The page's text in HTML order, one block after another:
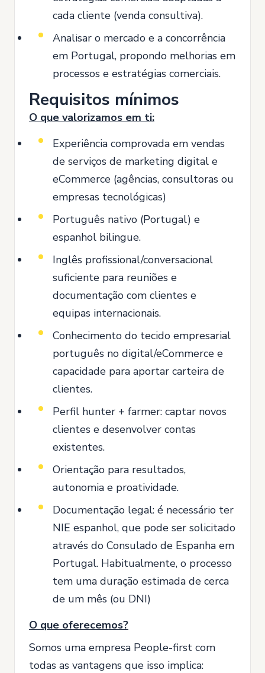
cada cliente (venda consultiva).
Analisar o mercado e a concorrência
em Portugal, propondo melhorias em
processos e estratégias comerciais.
Requisitos mínimos
O que valorizamos em ti:
Experiência comprovada em vendas
de serviços de marketing digital e
eCommerce (agências, consultoras ou
empresas tecnológicas)
Português nativo (Portugal) e
espanhol bilingue.
Inglês profissional/conversacional
suficiente para reuniões e
documentação com clientes e
equipas internacionais.
Conhecimento do tecido empresarial
português no digital/eCommerce e
capacidade para aportar carteira de
clientes.
Perfil hunter + farmer: captar novos
clientes e desenvolver contas
existentes.
Orientação para resultados,
autonomia e proatividade.
Documentação legal: é necessário ter
NIE espanhol, que pode ser solicitado
através do Consulado de Espanha em
Portugal. Habitualmente, o processo
tem uma duração estimada de cerca
de um mês (ou DNI)
O que oferecemos?
Somos uma empresa People-first com
todas as vantagens que isso implica: